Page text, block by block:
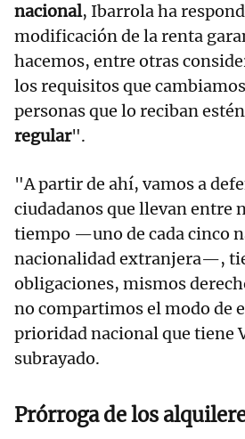
nacional, Ibarrola ha
modificación de la renta
hacemos, entre otras
los requisitos que
personas que lo reciban
regular".
"A partir de ahí, vamos a
ciudadanos que llevan entre
tiempo —uno de cada cinco
nacionalidad extranjera—,
obligaciones, mismos
no compartimos el modo de
prioridad nacional que tiene
subrayado.
Prórroga de los